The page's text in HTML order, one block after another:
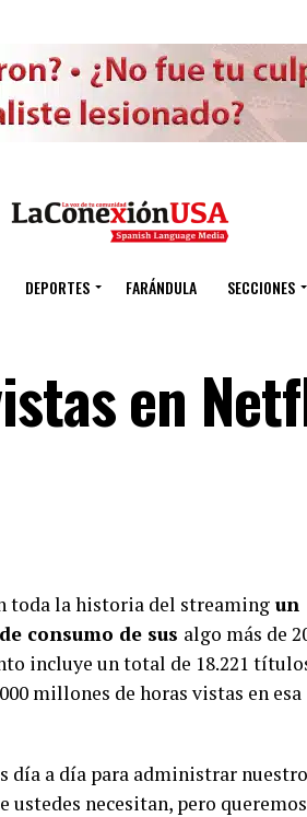
DEPORTES FARÁNDULA SECCIONES
en
toda la historia del streaming un
consumo de sus algo más de
incluye un total de 18.221
millones de horas vistas en esa
día a día para administrar nuestro
ustedes necesitan, pero queremos